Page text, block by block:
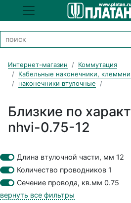
Интернет-магазин
Коммутация
Кабельные наконечники,
наконечники втулочные
Близкие по
nhvi-0.75-12
Длина втулочной части, мм 12
Количество проводников 1
Cечение провода, кв.мм 0.75
вернуть все фильтры